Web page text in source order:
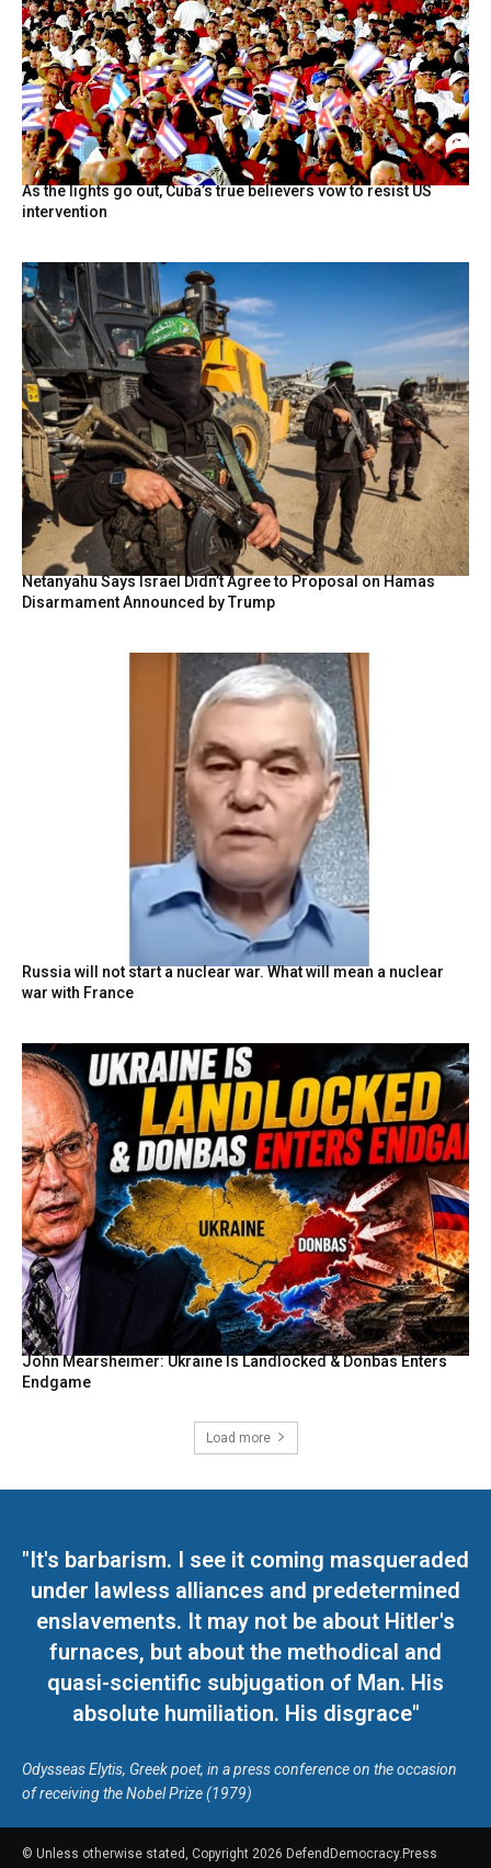
As the lights go out, Cuba’s true believers vow to resist US
intervention
Netanyahu Says Israel Didn’t Agree to Proposal on Hamas
Disarmament Announced by Trump
Russia will not start a nuclear war. What will mean a nuclear
war with France
John Mearsheimer: Ukraine Is Landlocked & Donbas Enters
Endgame
Load more
"It's barbarism. I see it coming masqueraded
under lawless alliances and predetermined
enslavements. It may not be about Hitler's
furnaces, but about the methodical and
quasi-scientific subjugation of Man. His
absolute humiliation. His disgrace"
Odysseas Elytis, Greek poet, in a press conference on the occasion
of receiving the Nobel Prize (1979)
© Unless otherwise stated, Copyright 2026 DefendDemocracy.Press